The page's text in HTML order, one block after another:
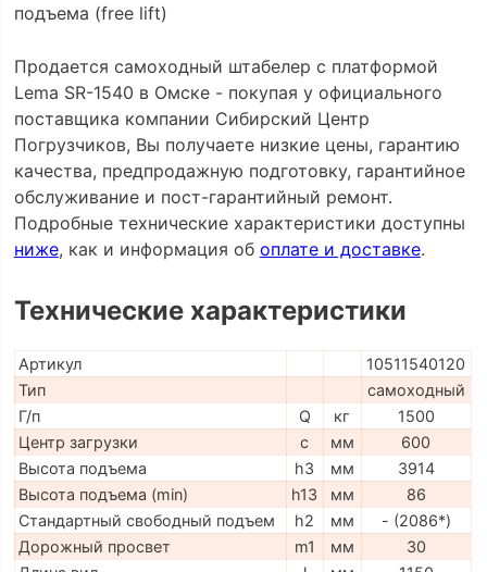
подъема (free lift)
Продается самоходный штабелер с платформой
Lema SR-1540 в Омске - покупая у официального
поставщика компании Сибирский Центр
Погрузчиков, Вы получаете низкие цены, гарантию
качества, предпродажную подготовку, гарантийное
обслуживание и пост-гарантийный ремонт.
Подробные технические характеристики доступны
ниже, как и информация об оплате и доставке.
Технические характеристики
Артикул
10511540120
Тип
самоходный
Г/п
Q кг
1500
Центр загрузки
c мм
600
Высота подъема
h3 мм
3914
Высота подъема (min)
h13 мм
86
Стандартный свободный подъем
h2 мм
- (2086*)
Дорожный просвет
m1 мм
30